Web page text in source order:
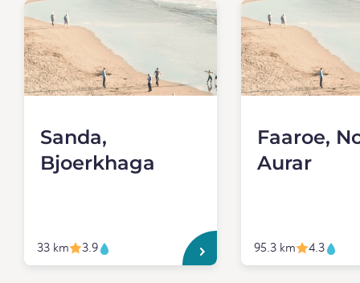
Sanda,
Bjoerkhaga
33 km 3.9
Faaroe,
Aurar
95.3 km 4.3